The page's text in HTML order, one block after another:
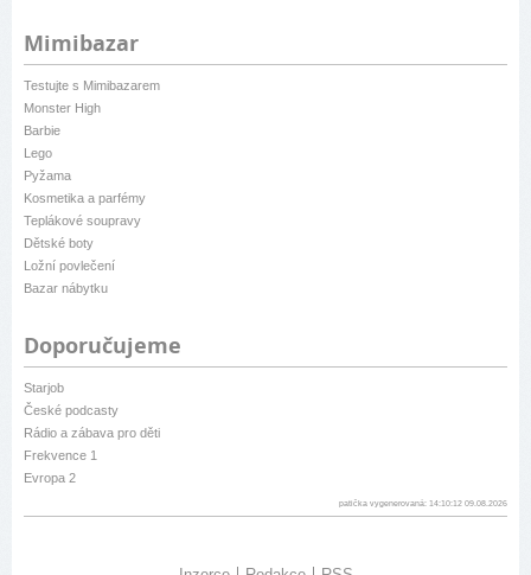
Mimibazar
Testujte s Mimibazarem
Monster High
Barbie
Lego
Pyžama
Kosmetika a parfémy
Teplákové soupravy
Dětské boty
Ložní povlečení
Bazar nábytku
Doporučujeme
Starjob
České podcasty
Rádio a zábava pro děti
Frekvence 1
Evropa 2
patička vygenerovaná: 14:10:12 09.08.2026